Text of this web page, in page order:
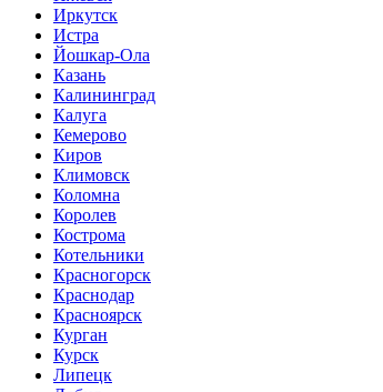
Иркутск
Истра
Йошкар-Ола
Казань
Калининград
Калуга
Кемерово
Киров
Климовск
Коломна
Королев
Кострома
Котельники
Красногорск
Краснодар
Красноярск
Курган
Курск
Липецк